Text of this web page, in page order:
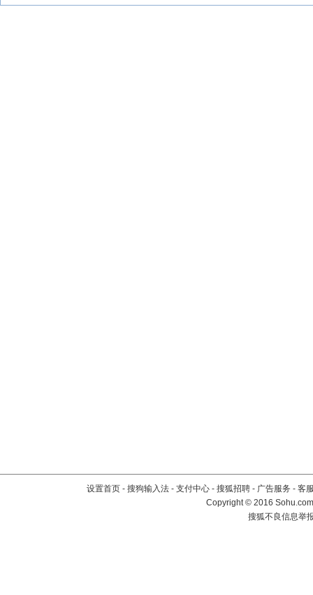
设置首页 - 搜狗输入法 - 支付中心 - 搜狐招聘 - 广告服务 - 客
Copyright©2016
搜狐不良信息举